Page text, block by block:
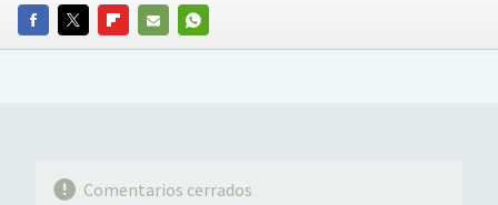
FACEBOOKTWITTERFLIPBOARD
E-
WHATSAPP
Comentarios cerrados